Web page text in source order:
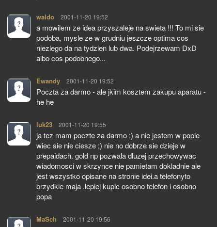
waldo pisze:
2001-11-20 19:52
a mowilem ze idea przyszaleje na swieta !!! To mi sie
podoba, mysle ze w grudniu jeszcze optima cos
niezlego da na tydzien lub dwa. Podejrzewam DxD
albo cos podobnego...
Ewandy pisze:
2001-11-20 19:52
Poczta za darmo - ale jkim kosztem zakupu aparatu -
he he
luk23 pisze:
2001-11-20 19:55
ja tez mam poczte za darmo :) a nie jestem w popie
wiec sie nie ciesze ;) nie no dobrze sie dzieje w
prepaidach. gold np pozwala dluzej przechowywac
wiadomosci w skrzynce nie pamietam dokladnie ale
jest wszystko opisane na stronie idei.a telefonyto
brzydkie maja .lepiej kupic osobno telefon i osobno
popa
MaSch pisze:
2001-11-20 19:56